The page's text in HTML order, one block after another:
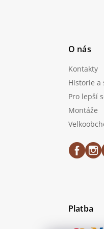
O nás
Kontakty
Historie a
Pro lepší
Montáže
Platba